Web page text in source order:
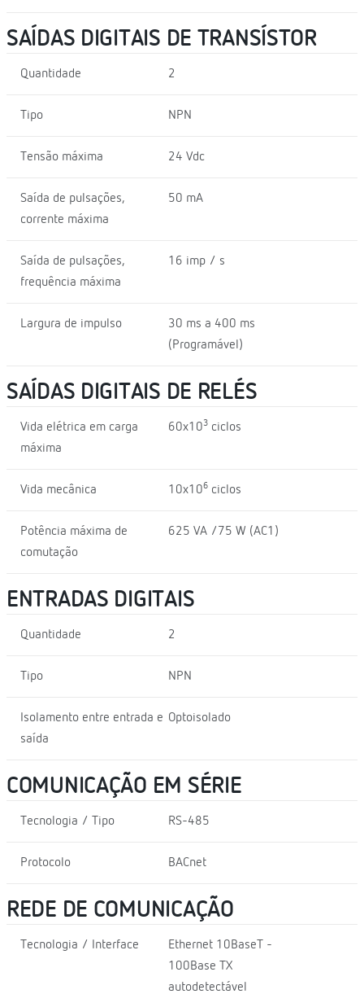
SAÍDAS DIGITAIS DE TRANSÍSTOR
Quantidade 2
Tipo NPN
Tensão máxima 24 Vdc
Saída de pulsações,
corrente máxima
50 mA
Saída de pulsações,
frequência máxima
16 imp / s
Largura de impulso
30 ms a 400 ms
(Programável)
SAÍDAS DIGITAIS DE RELÉS
Vida elétrica em carga
máxima
60x103ciclos
Vida mecânica 10x106ciclos
Potência máxima de
comutação
625 VA /75 W (AC1)
ENTRADAS DIGITAIS
Quantidade 2
Tipo NPN
Isolamento entre entrada e
saída
Optoisolado
COMUNICAÇÃO EM SÉRIE
Tecnologia / Tipo RS-485
Protocolo BACnet
REDE DE COMUNICAÇÃO
Tecnologia / Interface
Ethernet 10BaseT -
100Base TX
autodetectável